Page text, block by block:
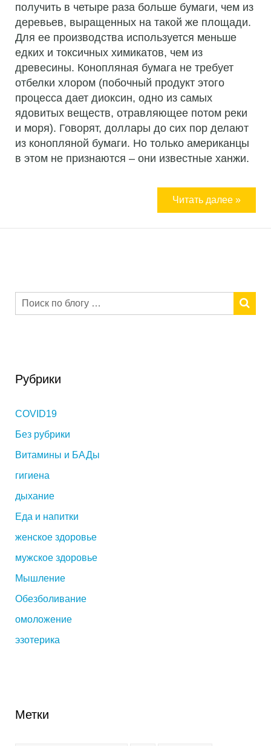
получить в четыре раза больше бумаги, чем из
деревьев, выращенных на такой же площади.
Для ее производства используется меньше
едких и токсичных химикатов, чем из
древесины. Конопляная бумага не требует
отбелки хлором (побочный продукт этого
процесса дает диоксин, одно из самых
ядовитых веществ, отравляющее потом реки
и моря). Говорят, доллары до сих пор делают
из конопляной бумаги. Но только американцы
в этом не признаются – они известные ханжи.
Читать далее »
Рубрики
COVID19
Без рубрики
Витамины и БАДы
гигиена
дыхание
Еда и напитки
женское здоровье
мужское здоровье
Мышление
Обезболивание
омоложение
эзотерика
Метки